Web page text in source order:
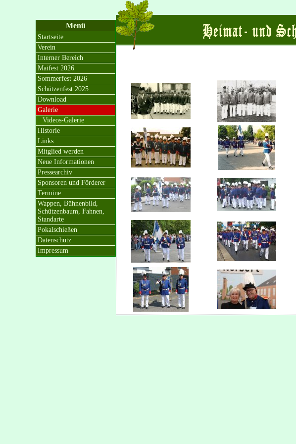
Menü
Startseite
Verein
Interner Bereich
Maifest 2026
Sommerfest 2026
Schützenfest 2025
Download
Galerie
Videos-Galerie
Historie
Links
Mitglied werden
Neue Informationen
Pressearchiv
Sponsoren und Förderer
Termine
Wappen, Bühnenbild,
Schützenbaum, Fahnen,
Standarte
Pokalschießen
Datenschutz
Impressum